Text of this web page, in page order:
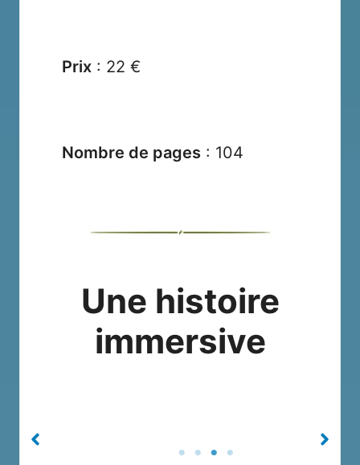
Prix : 22 €
Nombre de pages : 104
Une histoire
immersive